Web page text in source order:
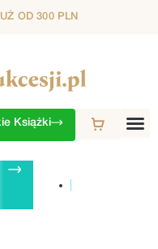
OD 300 PLN
Książki
4. SEZON